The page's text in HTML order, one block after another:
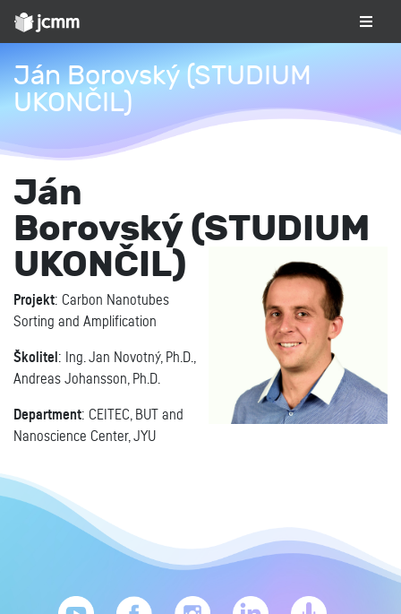
Ján Borovský (STUDIUM
UKONČIL)
Ján
Borovský (STUDIUM
UKONČIL)
Projekt: Carbon Nanotubes
Sorting and Amplification
Školitel : Ing. Jan Novotný, Ph.D.,
Andreas Johansson, Ph.D.
Department: CEITEC, BUT and
Nanoscience Center, JYU